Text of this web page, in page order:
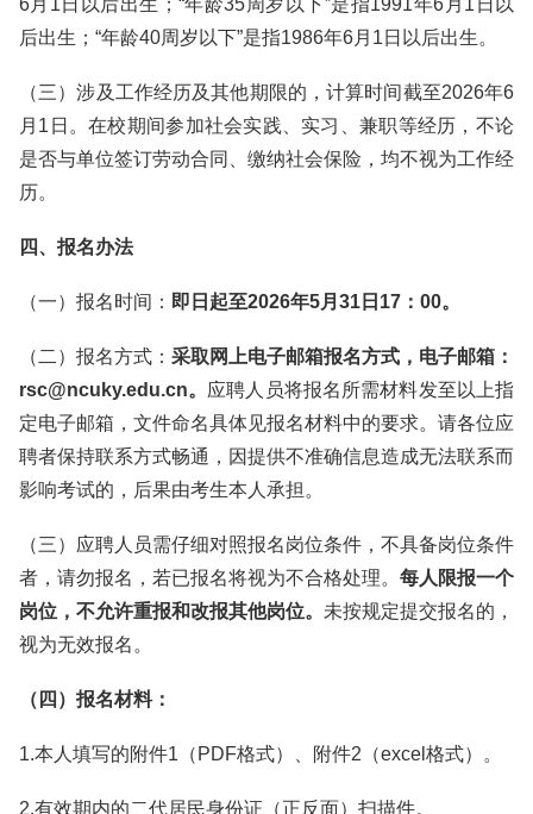
6月1日以后出生；“年龄35周岁以下”是指1991年6月1日以
后出生；“年龄40周岁以下”是指1986年6月1日以后出生。
（三）涉及工作经历及其他期限的，计算时间截至2026年6
月1日。在校期间参加社会实践、实习、兼职等经历，不论
是否与单位签订劳动合同、缴纳社会保险，均不视为工作经
历。
四、报名办法
（一）报名时间： 即日起至2026年5月31日17：00。
（二）报名方式： 采取网上电子邮箱报名方式，电子邮箱：
rsc@ncuky.edu.cn。 应聘人员将报名所需材料发至以上指
定电子邮箱，文件命名具体见报名材料中的要求。请各位应
聘者保持联系方式畅通，因提供不准确信息造成无法联系而
影响考试的，后果由考生本人承担。
（三）应聘人员需仔细对照报名岗位条件，不具备岗位条件
者，请勿报名，若已报名将视为不合格处理。 每人限报一个
岗位，不允许重报和改报其他岗位。 未按规定提交报名的，
视为无效报名。
（四）报名材料：
1.本人填写的附件1（PDF格式）、附件2（excel格式）。
2.有效期内的二代居民身份证（正反面）扫描件。